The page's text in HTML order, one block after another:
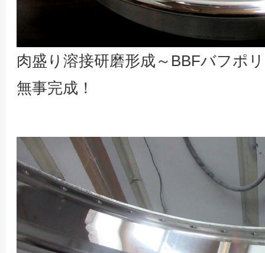
肉盛り溶接研磨形成～BBFバフポ
無事完成！